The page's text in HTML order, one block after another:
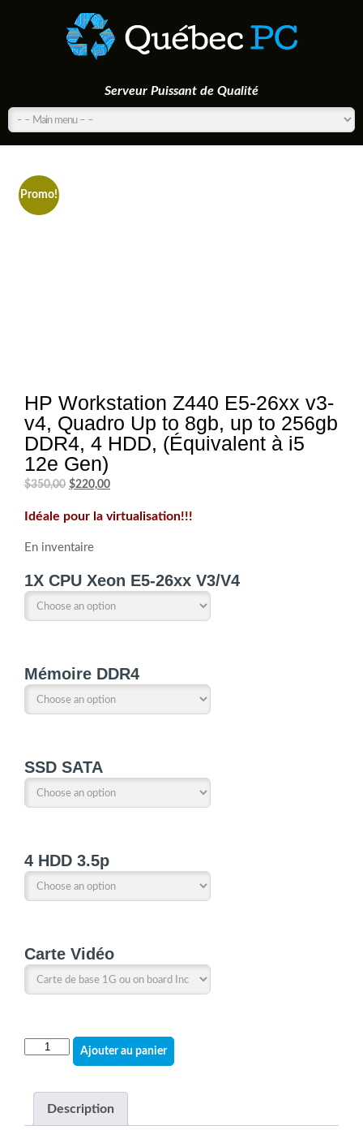
Serveur Puissant de Qualité
Promo!
HP Workstation Z440 E5-26xx v3-
v4, Quadro Up to 8gb, up to 256gb
DDR4, 4 HDD, (Équivalent à i5
12e Gen)
$350,00 Le
initial
était :
$220,00Le
actuel
Idéale pour la virtualisation!!!
En inventaire
1X CPU Xeon E5-26xx V3/V4
Mémoire DDR4
SSD SATA
4 HDD 3.5p
Carte Vidéo
quantité
Workstation
Z440
Ajouter au panier
Description